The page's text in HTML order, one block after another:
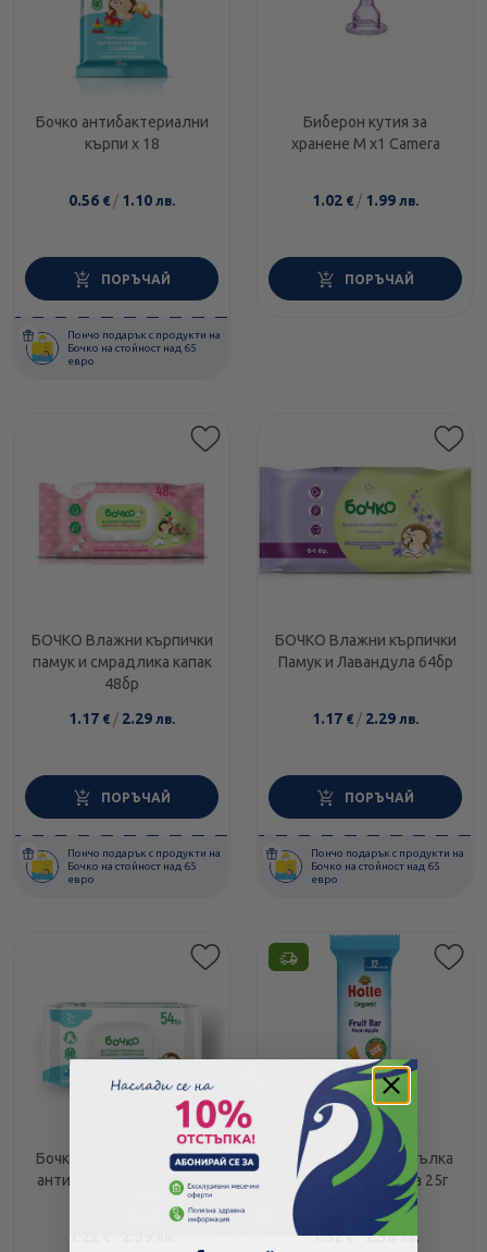
Бочко антибактериални
кърпи х 18
0.56 € / 1.10 лв.
ПОРЪЧАЙ
Пончо подарък с продукти на
Бочко на стойност над 65
евро
Биберон кутия за
хранене М х1 Camera
1.02 € / 1.99 лв.
ПОРЪЧАЙ
БОЧКО Влажни кърпички
памук и смрадлика капак
48бр
1.17 € / 2.29 лв.
ПОРЪЧАЙ
Пончо подарък с продукти на
Бочко на стойност над 65
евро
БОЧКО Влажни кърпички
Памук и Лавандула 64бр
1.17 € / 2.29 лв.
ПОРЪЧАЙ
Пончо подарък с продукти на
Бочко на стойност над 65
евро
Бочки влажни кърпички
антибактериални капак
Holle Био барче с ябълка
и круша 12+ месеца 25г
1.32€ /2.58лв.